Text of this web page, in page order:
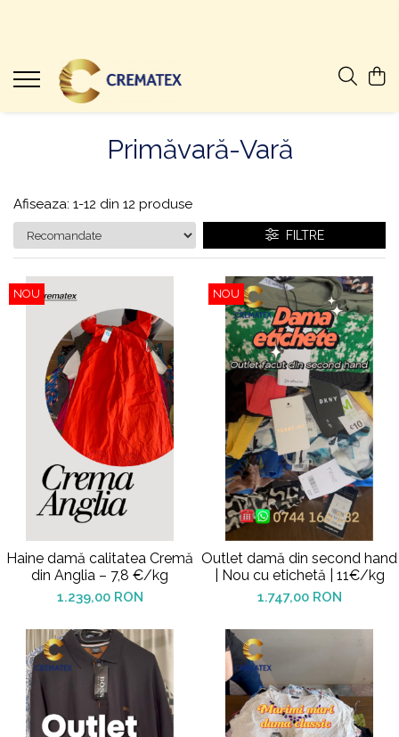
Primăvară-Vară
Afiseaza: 1-12 din 12 produse
FILTRE
NOU
Haine damă calitatea Cremă
din Anglia – 7,8 €/kg
1.239,00 RON
NOU
Outlet damă din second hand
| Nou cu etichetă | 11€/kg
1.747,00 RON